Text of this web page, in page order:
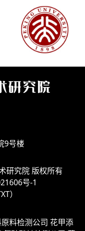
9号楼
研究院版权所有
号-1
）
料检测公司 花甲添